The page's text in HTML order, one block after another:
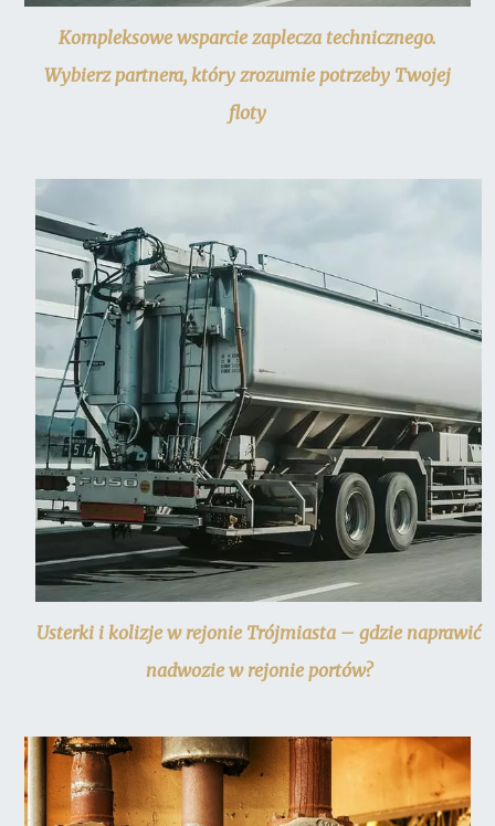
Kompleksowe wsparcie zaplecza technicznego.
Wybierz partnera, który zrozumie potrzeby Twojej
floty
Usterki i kolizje w rejonie Trójmiasta – gdzie naprawić
nadwozie w rejonie portów?